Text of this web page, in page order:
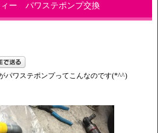
ー パワステポンプ交換
パワステポンプってこんなのです(*^^)